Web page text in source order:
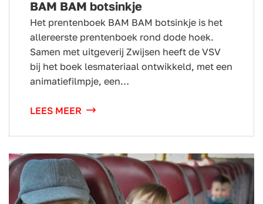
BAM BAM botsinkje
Het prentenboek BAM BAM botsinkje is het
allereerste prentenboek rond dode hoek.
Samen met uitgeverij Zwijsen heeft de VSV
bij het boek lesmateriaal ontwikkeld, met een
animatiefilmpje, een…
LEES MEER